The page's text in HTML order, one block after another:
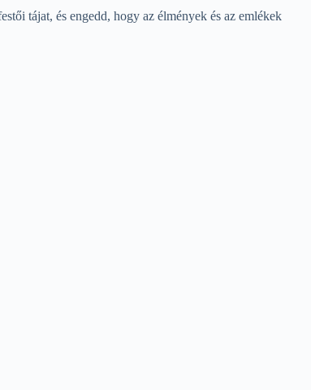
tájat, és engedd, hogy az élmények és az emlékek